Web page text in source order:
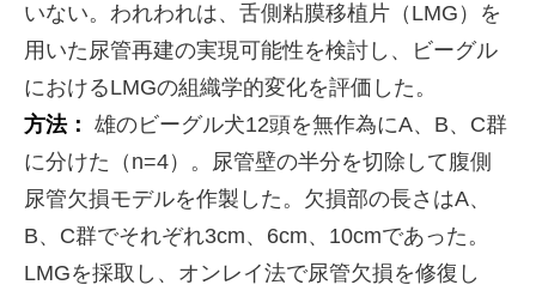
いない。われわれは、舌側粘膜移植片（LMG）を
用いた尿管再建の実現可能性を検討し、ビーグル
におけるLMGの組織学的変化を評価した。
方法： 雄のビーグル犬12頭を無作為にA、B、C群
に分けた（n=4）。尿管壁の半分を切除して腹側
尿管欠損モデルを作製した。欠損部の長さはA、
B、C群でそれぞれ3cm、6cm、10cmであった。
LMGを採取し、オンレイ法で尿管欠損を修復し